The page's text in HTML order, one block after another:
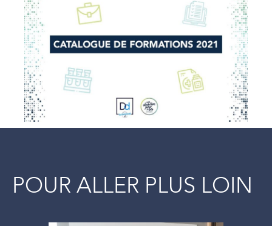
POUR ALLER PLUS LOIN